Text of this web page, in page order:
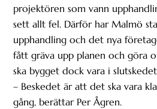
projektören som vann
sett allt fel. Därför har Malmö
upphandling och det nya
fått gräva upp planen och göra
ska bygget dock vara i
– Beskedet är att det ska vara
gång, berättar Per Ågren.